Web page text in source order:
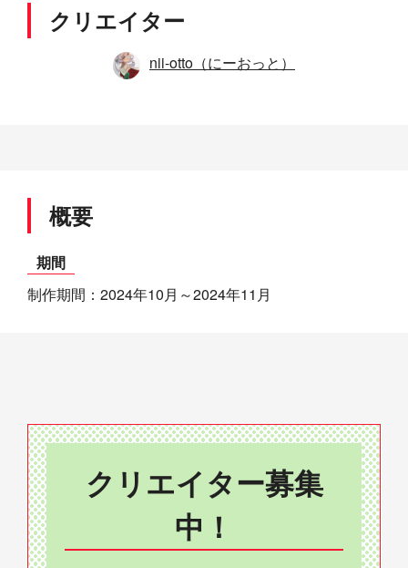
クリエイター
nii-otto（にーおっと）
概要
期間
制作期間：2024年10月～2024年11月
クリエイター募集
中！